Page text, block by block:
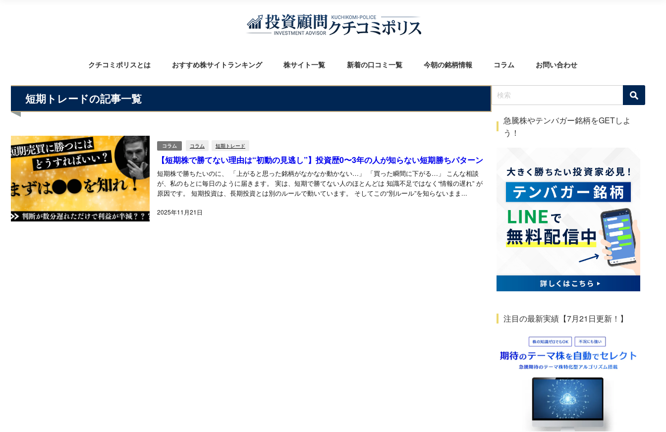
クチコミポリスとは おすすめ株サイトランキング 株サイト一覧 新着の口コミ一覧 今朝の銘柄情報 コラム お問い合わせ
短期トレードの記事一覧
コラム コラム 短期トレード
【短期株で勝てない理由は“初動の見逃し”】投資歴0〜3年の人が知らない短期勝ちパターン
2025年11月21日
短期株で勝ちたいのに、 「上がると思った銘柄がなかなか動かない…」 「買った瞬間に下がる…」 こんな相談
が、私のもとに毎日のように届きます。 実は、短期で勝てない人のほとんどは 知識不足ではなく“情報の遅れ” が
原因です。 短期投資は、長期投資とは別のルールで動いています。 そしてこの“別ルール”を知らないまま...
急騰株やテンバガー銘柄をGETしよ
う！
注目の最新実績【7月21日更新！】